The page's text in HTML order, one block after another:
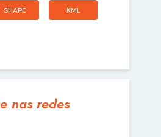
SHAPE KML
nas redes